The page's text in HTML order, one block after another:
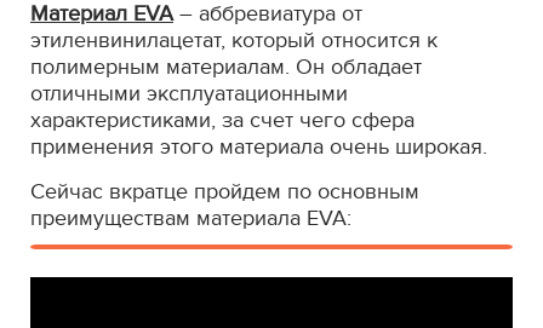
Материал EVA– аббревиатура от
этиленвинилацетат, который относится к
полимерным материалам. Он обладает
отличными эксплуатационными
характеристиками, за счет чего сфера
применения этого материала очень широкая.
Сейчас вкратце пройдем по основным
преимуществам материала EVA: